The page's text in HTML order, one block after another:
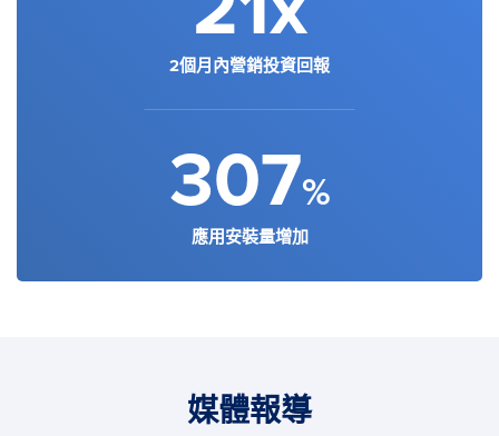
2個月內營銷投資回報
307%
應用安裝量增加
媒體報導